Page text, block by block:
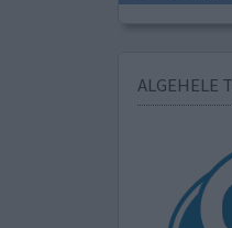
ALGEHELE